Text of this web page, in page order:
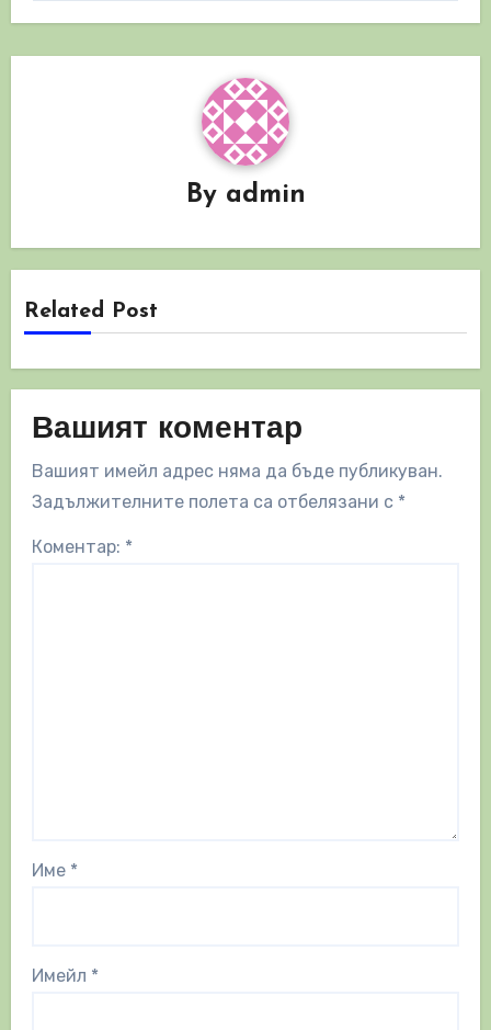
By admin
Related Post
Вашият коментар
Вашият имейл адрес няма да бъде публикуван.
Задължителните полета са отбелязани с *
Коментар: *
Име *
Имейл *